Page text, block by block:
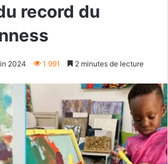
record du
2024 1 991 2 minutes de lecture